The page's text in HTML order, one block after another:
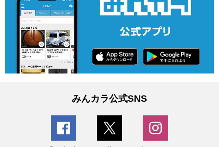
みんカラ公式SNS